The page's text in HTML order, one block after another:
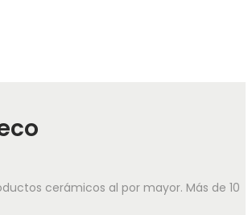
cerámicos al por mayor. Más de 10